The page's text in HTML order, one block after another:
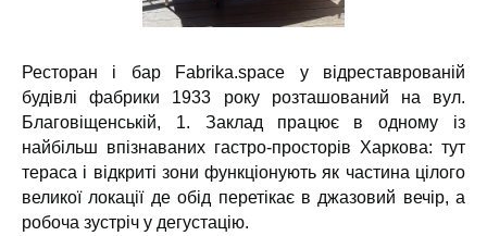
Ресторан і бар Fabrika.space у відреставрованій
будівлі фабрики 1933 року розташований на вул.
Благовіщенській, 1. Заклад працює в одному із
найбільш впізнаваних гастро-просторів Харкова: тут
тераса і відкриті зони функціонують як частина цілого
великої локації де обід перетікає в джазовий вечір, а
робоча зустріч у дегустацію.